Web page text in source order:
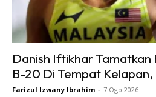
Danish Iftikhar Tamatkan
B-20 Di Tempat
Farizul Izwany Ibrahim - 7 Ogo 2026